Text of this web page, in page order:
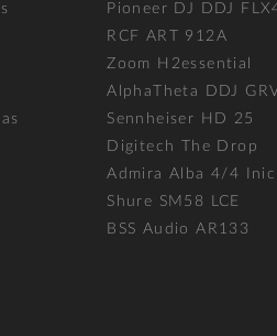
Pioneer DJ DDJ
RCF ART 912A
Zoom H2essential
AlphaTheta DDJ
Sennheiser HD 25
Digitech The Drop
Admira Alba 4/4
Shure SM58 LCE
BSS Audio AR133